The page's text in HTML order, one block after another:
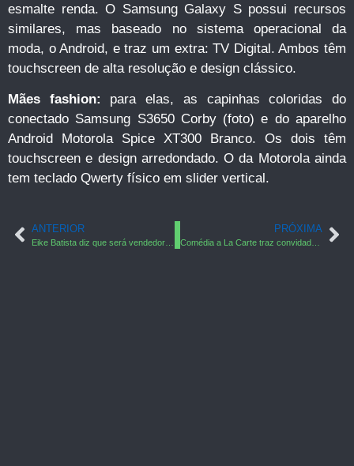
esmalte renda. O Samsung Galaxy S possui recursos
similares, mas baseado no sistema operacional da
moda, o Android, e traz um extra: TV Digital. Ambos têm
touchscreen de alta resolução e design clássico.
Mães fashion: para elas, as capinhas coloridas do
conectado Samsung S3650 Corby (foto) e do aparelho
Android Motorola Spice XT300 Branco. Os dois têm
touchscreen e design arredondado. O da Motorola ainda
tem teclado Qwerty físico em slider vertical.
ANTERIOR PRÓXIMA
Comédia a La Carte traz convidados do humor nacional ao Shopping Jardins